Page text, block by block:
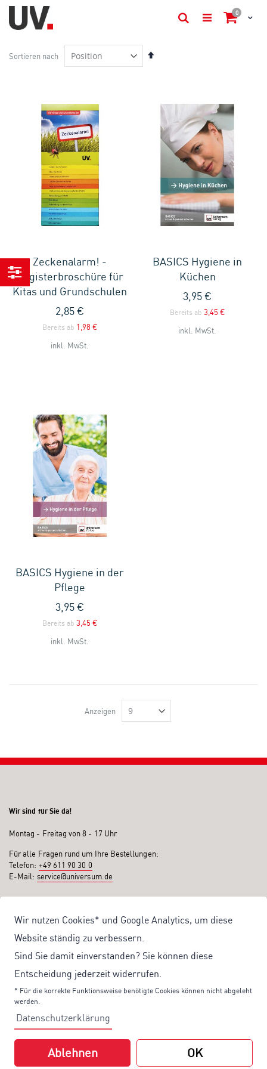
Wir nutzen Cookies* und Google Analytics, um diese
Website ständig zu verbessern.
Sind Sie damit einverstanden? Sie können diese
Entscheidung jederzeit widerrufen.
* Für die korrekte Funktionsweise benötigte Cookies können nicht abgeleht
werden.
Datenschutzerklärung
Ablehnen OK
Cart
0Artikel
Suche
Sortieren nach
In
Zeckenalarm! -
Registerbroschüre für
Kitas und Grundschulen
2,85 €
Bereits ab 1,98 €
inkl. MwSt.
BASICS Hygiene in
Küchen
3,95 €
Bereits ab 3,45 €
inkl. MwSt.
BASICS Hygiene in der
Pflege
3,95 €
Bereits ab 3,45 €
inkl. MwSt.
Anzeigen
Einkaufen
Wir sind für Sie da!
Montag - Freitag von 8 - 17 Uhr
Für alle Fragen rund um Ihre Bestellungen:
Telefon: +49 611 90 30 0
E-Mail: service@universum.de
Kostenloser Versand ab 50€ Bestellwert
Sicher Einkaufen: Rechnung, PayPal
Produktentwicklung von eigener Fachredaktion
Sonderaktionen & Preisvorteile
Aktuelle News zu unseren Shop-Angeboten
Mit unserem Newsletter UV-Report informieren wir Sie regelmäßig über
aktuelle Angebote und neue Produkte:
geht es zu unserem Newsletter.